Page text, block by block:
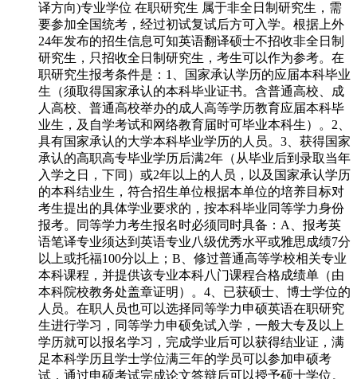
译方向)专业学位 在职研究生 属于非全日制研究生，需
要参加全国统考，经过初试复试后方可入学。根据上外
24年发布的招生信息可知英语翻译硕士不招收非全日制
研究生，只招收全日制研究生，考生可以作为参考。在
职研究生报考条件是：1、国家承认学历的应届本科毕业
生（须取得国家承认的本科毕业证书。含普通高校、成
人高校、普通高校举办的成人高等学历教育应届本科毕
业生，及自学考试和网络教育届时可毕业本科生）。2、
具有国家承认的大学本科毕业学历的人员。3、获得国家
承认的高职高专毕业学历后满2年（从毕业后到录取当年
入学之日，下同）或2年以上的人员，以及国家承认学历
的本科结业生，符合招生单位根据本单位的培养目标对
考生提出的具体学业要求的，按本科毕业同等学力身份
报考。同等学力考生报名时必须同时具备：A、报考英
语笔译专业须达到英语专业八级优秀水平或雅思成绩7分
以上或托福100分以上；B、修过普通高等学校相关专业
本科课程，并提供该专业本科八门课程合格成绩单（由
本科院校教务处盖章证明）。4、已获硕士、博士学位的
人员。在职人员也可以选择同等学力申硕英语在职研究
生进行学习，同等学力申硕免试入学，一般大专及以上
学历就可以报名学习，完成学业后可以获得结业证，满
足本科学历且学士学位满三年的学员可以参加申硕考
试，通过申硕考试完成论文答辩后可以授予硕士学位。